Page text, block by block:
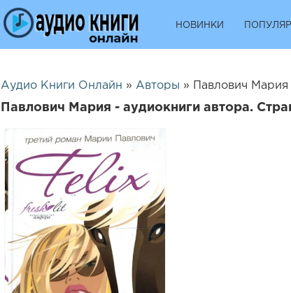
НОВИНКИ
Аудио Книги Онлайн » Авторы » Павлович Мария
Павлович Мария - аудиокниги автора.